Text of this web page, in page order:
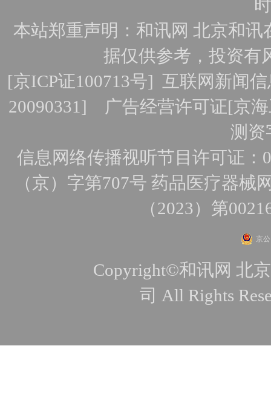
本站郑重声明：和讯网 北京和
据仅供参考，投资有
[京ICP证100713号]互联网新闻
20090331] 广告经营许可证[京
测资
信息网络传播视听节目许可证：
（京）字第707号 药品医疗器械
（2023）第
京
Copyright©和讯网 北
司 All Rights